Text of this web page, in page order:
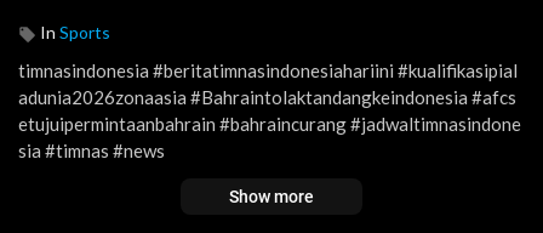
In Sports
timnasindonesia #beritatimnasindonesiahariini #kualifikasipial
adunia2026zonaasia #Bahraintolaktandangkeindonesia #afcs
etujuipermintaanbahrain #bahraincurang #jadwaltimnasindone
sia #timnas #news
Show more